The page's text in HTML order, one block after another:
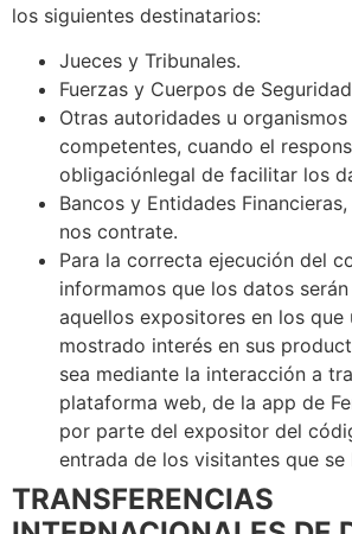
los siguientes destinatarios:
Jueces y Tribunales.
Fuerzas y Cuerpos de
Otras autoridades u
competentes, cuando el
obligaciónlegal de facilitar los
Bancos y Entidades
nos contrate.
Para la correcta ejecución del
informamos que los datos
aquellos expositores en los que
mostrado interés en sus
sea mediante la interacción a
plataforma web, de la app de
por parte del expositor del
entrada de los visitantes que se
TRANSFERENCIAS